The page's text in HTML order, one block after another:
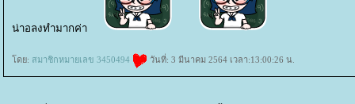
น่าอลงทำมากค่า
ดย: สมาชิกหมายเลข 3450494 วันที่: 3 มีนาคม 2564 เวลา:13:00:26 น.